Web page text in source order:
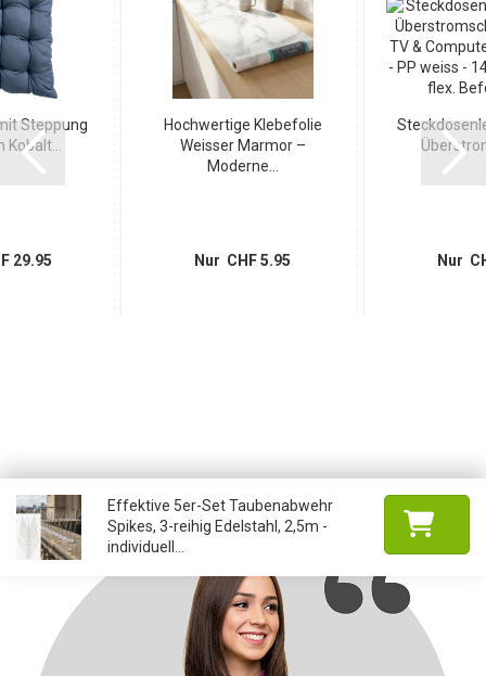
Steppung
29.95
Hochwertige Klebefolie
Weisser Marmor –
Moderne...
Nur CHF 5.95 Nur
Effektive 5er-Set Taubenabwehr
Spikes, 3-reihig Edelstahl, 2,5m -
individuell...